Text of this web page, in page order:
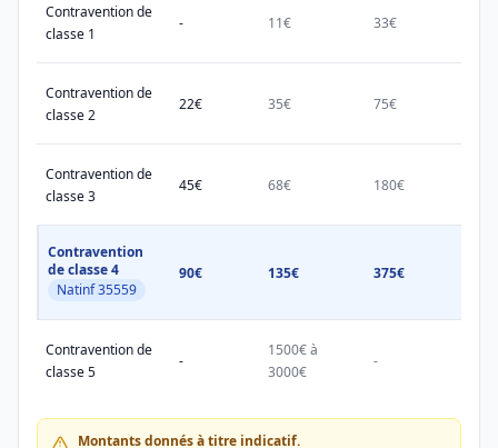
Contravention de
classe 1
- 11€ 33€
Contravention de
classe 2
22€ 35€ 75€
Contravention de
classe 3
45€ 68€ 180€
Contravention
de classe 4
Natinf 35559
90€ 135€ 375€
Contravention de
classe 5
-
1500€ à
3000€
-
Montants donnés à titre indicatif.